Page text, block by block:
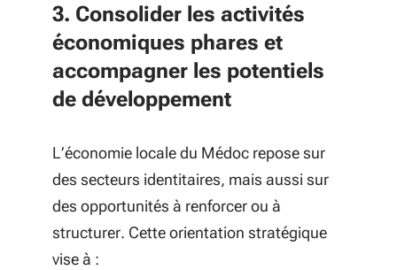
3. Consolider les activités
économiques phares et
accompagner les potentiels
de développement
L’économie locale du Médoc repose sur
des secteurs identitaires, mais aussi sur
des opportunités à renforcer ou à
structurer. Cette orientation stratégique
vise à :